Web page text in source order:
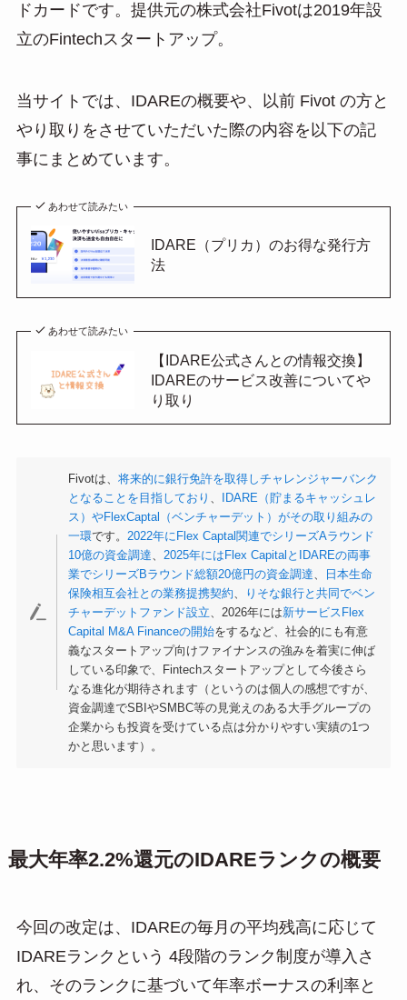
ドカードです。提供元の株式会社Fivotは2019年設
立のFintechスタートアップ。
当サイトでは、IDAREの概要や、以前 Fivot の方と
やり取りをさせていただいた際の内容を以下の記
事にまとめています。
あわせて読みたい
IDARE（プリカ）のお得な発行方
法
あわせて読みたい
【IDARE公式さんとの情報交換】
IDAREのサービス改善についてや
り取り
Fivotは、将来的に銀行免許を取得しチャレンジャーバンク
となることを目指しており 、
IDARE（貯まるキャッシュレ
ス）やFlexCaptal（ベンチャーデット）がその取り組みの
一環です。2022年にFlex Captal関連でシリーズAラウンド
10億の資金調達、2025年にはFlex CapitalとIDAREの両事
業でシリーズBラウンド総額20億円の資金調達、
日本生命
保険相互会社との業務提携契約、
りそな銀行と共同でベン
チャーデットファンド設立、2026年には新サービスFlex
Capital M&A Financeの開始をするなど、社会的にも有意
義なスタートアップ向けファイナンスの強みを着実に伸ば
している印象で、Fintechスタートアップとして今後さら
なる進化が期待されます（というのは個人の感想ですが、
資金調達でSBIやSMBC等の見覚えのある大手グループの
企業からも投資を受けている点は分かりやすい実績の1つ
かと思います）。
最大年率2.2%還元のIDAREランクの概要
今回の改定は、IDAREの毎月の平均残高に応じて
IDAREランクという 4段階のランク制度が導入さ
れ、そのランクに基づいて年率ボーナスの利率と